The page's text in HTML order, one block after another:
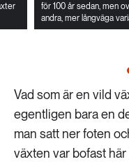
för 100 år sedan, men
andra, mer långväga
Vad som är en vild
egentligen bara en
man satt ner foten
växten var bofast